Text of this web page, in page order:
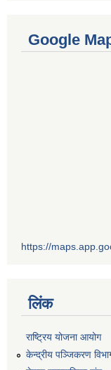
Google
https://
लिंक
राष्ट्रिय योजना आयोग
केन्द्रीय पञ्जिकरण